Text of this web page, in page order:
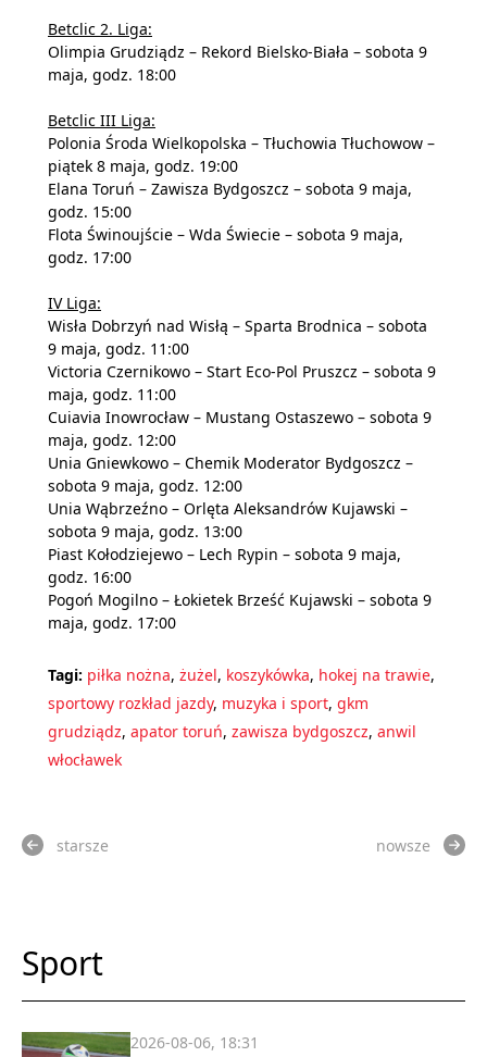
Betclic 2. Liga:
Olimpia Grudziądz – Rekord Bielsko-Biała – sobota 9
maja, godz. 18:00
Betclic III Liga:
Polonia Środa Wielkopolska – Tłuchowia Tłuchowow –
piątek 8 maja, godz. 19:00
Elana Toruń – Zawisza Bydgoszcz – sobota 9 maja,
godz. 15:00
Flota Świnoujście – Wda Świecie – sobota 9 maja,
godz. 17:00
IV Liga:
Wisła Dobrzyń nad Wisłą – Sparta Brodnica – sobota
9 maja, godz. 11:00
Victoria Czernikowo – Start Eco-Pol Pruszcz – sobota 9
maja, godz. 11:00
Cuiavia Inowrocław – Mustang Ostaszewo – sobota 9
maja, godz. 12:00
Unia Gniewkowo – Chemik Moderator Bydgoszcz –
sobota 9 maja, godz. 12:00
Unia Wąbrzeźno – Orlęta Aleksandrów Kujawski –
sobota 9 maja, godz. 13:00
Piast Kołodziejewo – Lech Rypin – sobota 9 maja,
godz. 16:00
Pogoń Mogilno – Łokietek Brześć Kujawski – sobota 9
maja, godz. 17:00
Tagi: piłka nożna, żużel, koszykówka, hokej na trawie,
sportowy rozkład jazdy, muzyka i sport, gkm
grudziądz, apator toruń, zawisza bydgoszcz, anwil
włocławek
starsze nowsze
Sport
2026-08-06, 18:31